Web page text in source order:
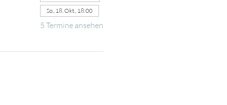
So., 18. Okt., 18:00
5 Termine ansehen